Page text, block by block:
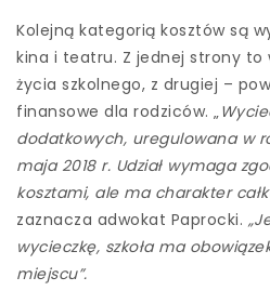
Kolejną kategorią kosztów są
kina i teatru. Z jednej strony
życia szkolnego, z drugiej –
finansowe dla rodziców. „
dodatkowych, uregulowana w
maja 2018 r. Udział wymaga
kosztami, ale ma charakter
zaznacza adwokat Paprocki.
wycieczkę, szkoła ma
miejscu”.